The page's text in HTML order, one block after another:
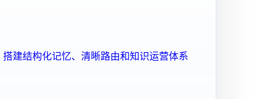
建结构化记忆、清晰路由和知识运营体系